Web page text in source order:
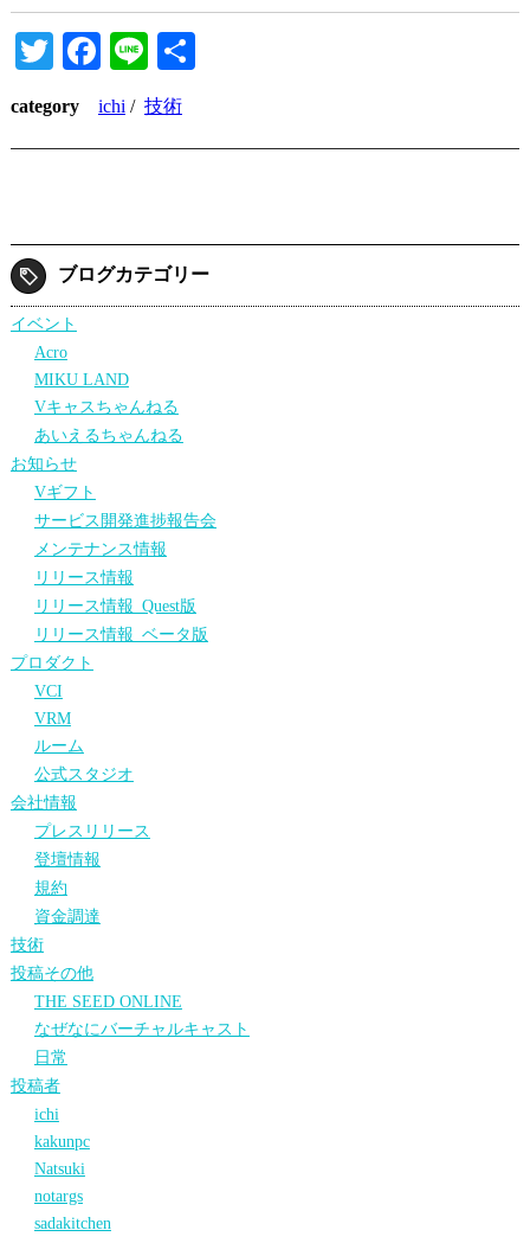
TwitterFacebook
Line
category ichi / 技術
ブログカテゴリー
イベント
Acro
MIKU LAND
Vキャスちゃんねる
あいえるちゃんねる
お知らせ
Vギフト
サービス開発進捗報告会
メンテナンス情報
リリース情報
リリース情報_Quest版
リリース情報_ベータ版
プロダクト
VCI
VRM
ルーム
公式スタジオ
会社情報
プレスリリース
登壇情報
規約
資金調達
技術
投稿その他
THE SEED ONLINE
なぜなにバーチャルキャスト
日常
投稿者
ichi
kakunpc
Natsuki
notargs
sadakitchen